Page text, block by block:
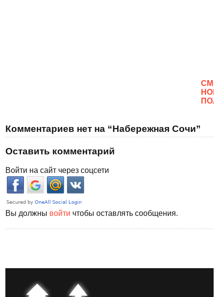
Комментариев нет на “Набережная Сочи”
Оставить комментарий
Войти на сайт через соцсети
Вы должны войти чтобы оставлять сообщения.